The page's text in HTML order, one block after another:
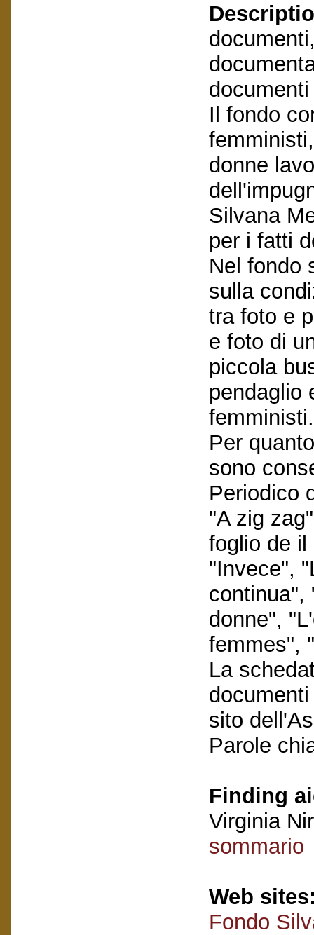
Il fondo
donne
Silvana
per i fatti
Nel fondo
sulla
tra foto e
e foto di
piccola
pendaglio
femministi.
Per
sono
Periodico
"A zig
foglio de il
"Invece",
continua",
donne",
femmes",
La
sito
Parole
Finding
Virginia
sommario
Web
Fondo